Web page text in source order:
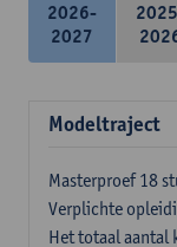
2026-
2027
Modeltraject
Masterproef 18
Verplichte
Het totaal aantal